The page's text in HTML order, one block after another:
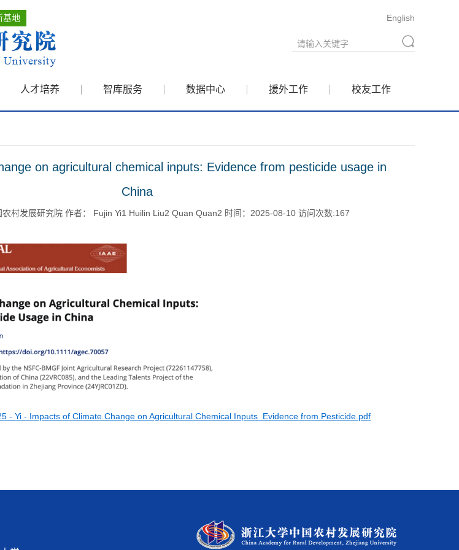
基地 English
人才培养 智库服务 数据中心 援外工作 校友工作
on agricultural chemical inputs: Evidence from pesticide usage in
China
村发展研究院 作者： Fujin Yi1 Huilin Liu2 Quan Quan2 时间：2025-08-10 访问次数:167
- Yi - Impacts of Climate Change on Agricultural Chemical Inputs Evidence from Pesticide.pdf